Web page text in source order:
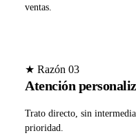
ventas.
★ Razón 03
Atención
Trato directo, sin
prioridad.